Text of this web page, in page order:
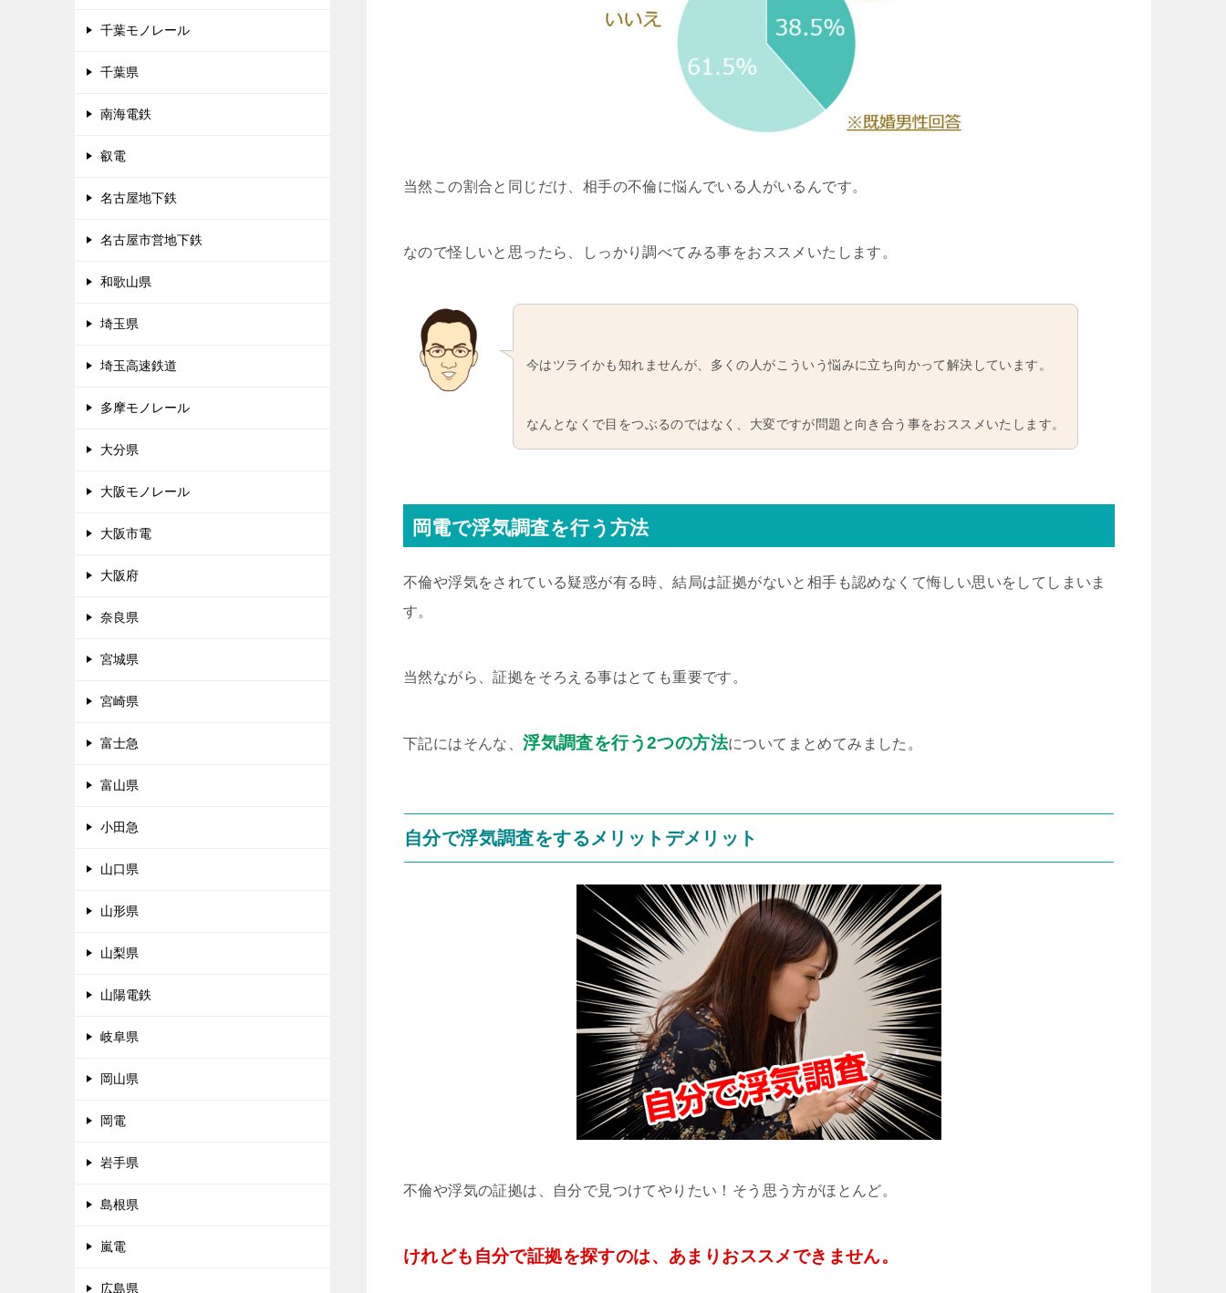
当然この割合と同じだけ、相手の不倫に悩んでいる人がいるんです。
なので怪しいと思ったら、しっかり調べてみる事をおススメいたします。
今はツライかも知れませんが、多くの人がこういう悩みに立ち向かって解決しています。
なんとなくで目をつぶるのではなく、大変ですが問題と向き合う事をおススメいたします。
岡電で浮気調査を行う方法
不倫や浮気をされている疑惑が有る時、結局は証拠がないと相手も認めなくて悔しい思いをしてしまいま
す。
当然ながら、証拠をそろえる事はとても重要です。
下記にはそんな、浮気調査を行う2つの方法についてまとめてみました。
自分で浮気調査をするメリットデメリット
不倫や浮気の証拠は、自分で見つけてやりたい！そう思う方がほとんど。
けれども自分で証拠を探すのは、あまりおススメできません。
千葉モノレール
千葉県
南海電鉄
叡電
名古屋地下鉄
名古屋市営地下鉄
和歌山県
埼玉県
埼玉高速鉄道
多摩モノレール
大分県
大阪モノレール
大阪市電
大阪府
奈良県
宮城県
宮崎県
富士急
富山県
小田急
山口県
山形県
山梨県
山陽電鉄
岐阜県
岡山県
岡電
岩手県
島根県
嵐電
広島県